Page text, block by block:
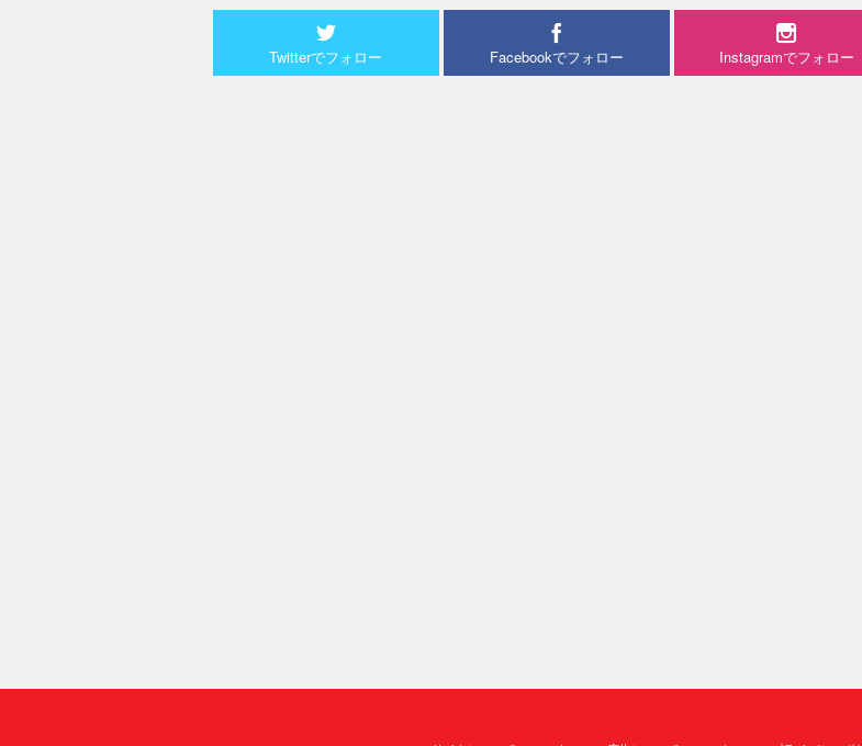
Twitterでフォロー Facebookでフォロー Instagramでフォロー